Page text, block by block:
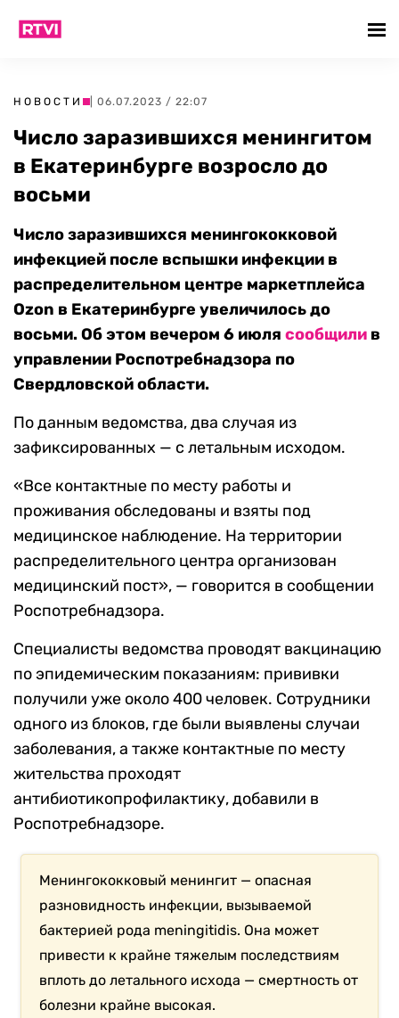
НОВОСТИ | 06.07.2023 / 22:07
Число заразившихся менингитом
в Екатеринбурге возросло до
восьми
Число заразившихся менингококковой
инфекцией после вспышки инфекции в
распределительном центре маркетплейса
Ozon в Екатеринбурге увеличилось до
восьми. Об этом вечером 6 июля сообщили в
управлении Роспотребнадзора по
Свердловской области.
По данным ведомства, два случая из
зафиксированных — с летальным исходом.
«Все контактные по месту работы и
проживания обследованы и взяты под
медицинское наблюдение. На территории
распределительного центра организован
медицинский пост», — говорится в сообщении
Роспотребнадзора.
Специалисты ведомства проводят вакцинацию
по эпидемическим показаниям: прививки
получили уже около 400 человек. Сотрудники
одного из блоков, где были выявлены случаи
заболевания, а также контактные по месту
жительства проходят
антибиотикопрофилактику, добавили в
Роспотребнадзоре.
Менингококковый менингит — опасная
разновидность инфекции, вызываемой
бактерией рода meningitidis. Она может
привести к крайне тяжелым последствиям
вплоть до летального исхода — смертность от
болезни крайне высокая.